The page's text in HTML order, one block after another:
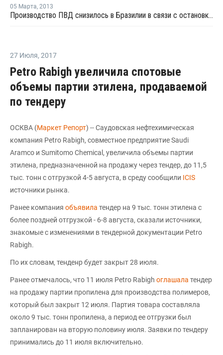
05 Марта, 2013
Производство ПВД снизилось в Бразилии в связи с остановкой завода Braskem
27 Июля, 2017
Petro Rabigh увеличила спотовые
объемы партии этилена, продаваемой
по тендеру
ОСКВА (Маркет Репорт) -- Саудовская нефтехимическая
компания Petro Rabigh, совместное предприятие Saudi
Aramco и Sumitomo Chemical, увеличила объемы партии
этилена, предназначенной на продажу через тендер, до 11,5
тыс. тонн с отгрузкой 4-5 августа, в среду сообщили ICIS
источники рынка.
Ранее компания объявила тендер на 9 тыс. тонн этилена с
более поздней отгрузкой - 6-8 августа, сказали источники,
знакомые с изменениями в тендерной документации Petro
Rabigh.
По их словам, тенденр будет закрыт 28 июля.
Ранее отмечалось, что 11 июля Petro Rabigh оглашала тендер
на продажу партии пропилена для производства полимеров,
который был закрыт 12 июля. Партия товара составляла
около 9 тыс. тонн пропилена, а период ее отгрузки был
запланирован на вторую половину июля. Заявки по тендеру
принимались до 11 июля включительно.